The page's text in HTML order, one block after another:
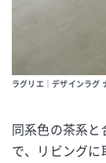
ラグリエ｜デザインラグ
同系色の茶系
で、リビングに